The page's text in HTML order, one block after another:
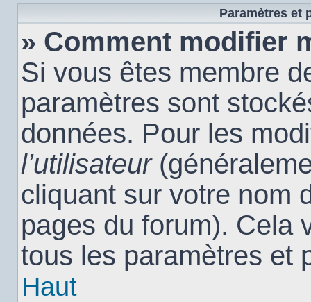
Paramètres et
» Comment modifier
Si vous êtes membre
paramètres sont
données. Pour les
l’utilisateur
cliquant sur votre nom
pages du forum). Cela
tous les paramètres et
Haut